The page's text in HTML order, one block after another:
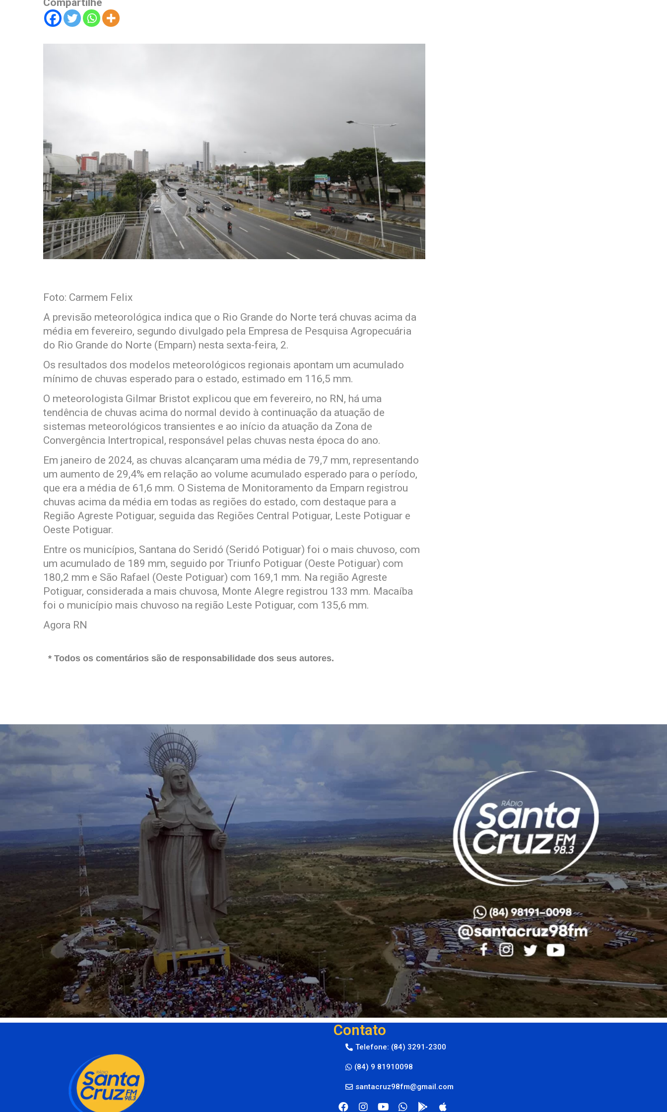
Compartilhe
Foto: Carmem Felix
A previsão meteorológica indica que o Rio Grande do Norte terá chuvas acima da
média em fevereiro, segundo divulgado pela Empresa de Pesquisa Agropecuária
do Rio Grande do Norte (Emparn) nesta sexta-feira, 2.
Os resultados dos modelos meteorológicos regionais apontam um acumulado
mínimo de chuvas esperado para o estado, estimado em 116,5 mm.
O meteorologista Gilmar Bristot explicou que em fevereiro, no RN, há uma
tendência de chuvas acima do normal devido à continuação da atuação de
sistemas meteorológicos transientes e ao início da atuação da Zona de
Convergência Intertropical, responsável pelas chuvas nesta época do ano.
Em janeiro de 2024, as chuvas alcançaram uma média de 79,7 mm, representando
um aumento de 29,4% em relação ao volume acumulado esperado para o período,
que era a média de 61,6 mm. O Sistema de Monitoramento da Emparn registrou
chuvas acima da média em todas as regiões do estado, com destaque para a
Região Agreste Potiguar, seguida das Regiões Central Potiguar, Leste Potiguar e
Oeste Potiguar.
Entre os municípios, Santana do Seridó (Seridó Potiguar) foi o mais chuvoso, com
um acumulado de 189 mm, seguido por Triunfo Potiguar (Oeste Potiguar) com
180,2 mm e São Rafael (Oeste Potiguar) com 169,1 mm. Na região Agreste
Potiguar, considerada a mais chuvosa, Monte Alegre registrou 133 mm. Macaíba
foi o município mais chuvoso na região Leste Potiguar, com 135,6 mm.
Agora RN
* Todos os comentários são de responsabilidade dos seus autores.
Contato
Telefone: (84) 3291-2300
(84) 9 81910098
santacruz98fm@gmail.com